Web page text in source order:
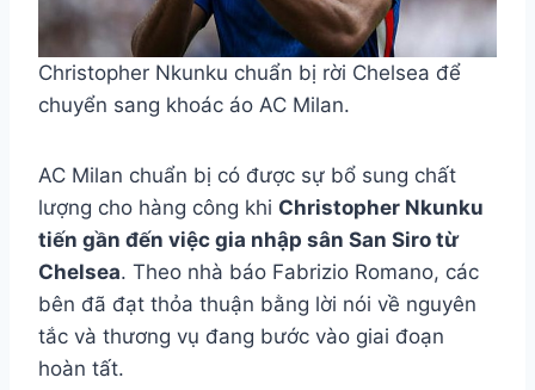
Christopher Nkunku chuẩn bị rời Chelsea để
chuyển sang khoác áo AC Milan.
AC Milan chuẩn bị có được sự bổ sung chất
lượng cho hàng công khi Christopher Nkunku
tiến gần đến việc gia nhập sân San Siro từ
Chelsea. Theo nhà báo Fabrizio Romano, các
bên đã đạt thỏa thuận bằng lời nói về nguyên
tắc và thương vụ đang bước vào giai đoạn
hoàn tất.